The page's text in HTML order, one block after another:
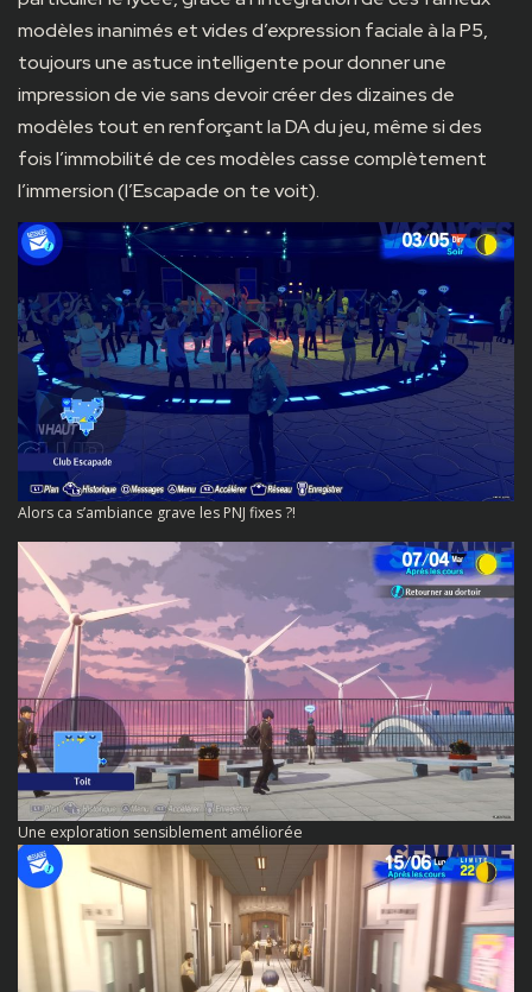
modèles inanimés et vides d’expression faciale à la P5,
toujours une astuce intelligente pour donner une
impression de vie sans devoir créer des dizaines de
modèles tout en renforçant la DA du jeu, même si des
fois l’immobilité de ces modèles casse complètement
l’immersion (l’Escapade on te voit).
Alors ca s’ambiance grave les PNJ fixes ?!
Une exploration sensiblement améliorée